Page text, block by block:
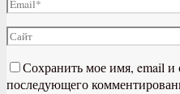
Сохранить мое имя, email и
последующего